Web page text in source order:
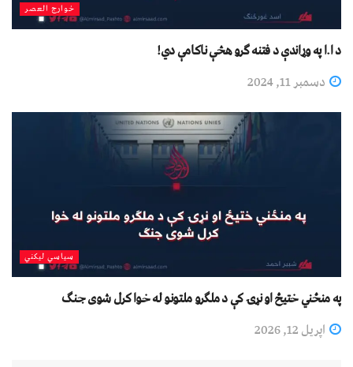
خوارج العصر
د ا.ا په وړاندې د فتنه ګرو هڅې ناکامې دي!
دسمبر 11, 2024
سیاسي لیکني
په منځني ختیځ او نړۍ کې د ملګرو ملتونو له خوا کرل شوی جنګ
اپریل 12, 2026